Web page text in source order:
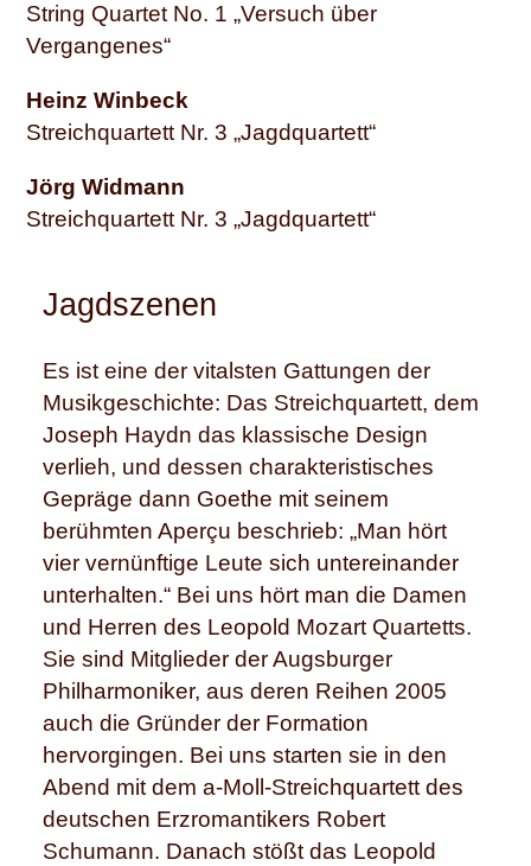
String Quartet No. 1 „Versuch über
Vergangenes“
Heinz Winbeck
Streichquartett Nr. 3 „Jagdquartett“
Jörg Widmann
Streichquartett Nr. 3 „Jagdquartett“
Jagdszenen
Es ist eine der vitalsten Gattungen der
Musikgeschichte: Das Streichquartett, dem
Joseph Haydn das klassische Design
verlieh, und dessen charakteristisches
Gepräge dann Goethe mit seinem
berühmten Aperçu beschrieb: „Man hört
vier vernünftige Leute sich untereinander
unterhalten.“ Bei uns hört man die Damen
und Herren des Leopold Mozart Quartetts.
Sie sind Mitglieder der Augsburger
Philharmoniker, aus deren Reihen 2005
auch die Gründer der Formation
hervorgingen. Bei uns starten sie in den
Abend mit dem a-Moll-Streichquartett des
deutschen Erzromantikers Robert
Schumann. Danach stößt das Leopold